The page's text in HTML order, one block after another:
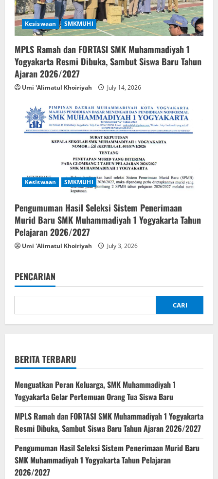
Kesiswaan SMKMUHI
MPLS Ramah dan FORTASI SMK Muhammadiyah 1
Yogyakarta Resmi Dibuka, Sambut Siswa Baru Tahun
Ajaran 2026/2027
Umi 'Alimatul Khoiriyah July 14, 2026
Kesiswaan SMKMUHI
Pengumuman Hasil Seleksi Sistem Penerimaan
Murid Baru SMK Muhammadiyah 1 Yogyakarta Tahun
Pelajaran 2026/2027
Umi 'Alimatul Khoiriyah July 3, 2026
PENCARIAN
CARI
BERITA TERBARU
Menguatkan Peran Keluarga, SMK Muhammadiyah 1
Yogyakarta Gelar Pertemuan Orang Tua Siswa Baru
MPLS Ramah dan FORTASI SMK Muhammadiyah 1 Yogyakarta
Resmi Dibuka, Sambut Siswa Baru Tahun Ajaran 2026/2027
Pengumuman Hasil Seleksi Sistem Penerimaan Murid Baru
SMK Muhammadiyah 1 Yogyakarta Tahun Pelajaran
2026/2027